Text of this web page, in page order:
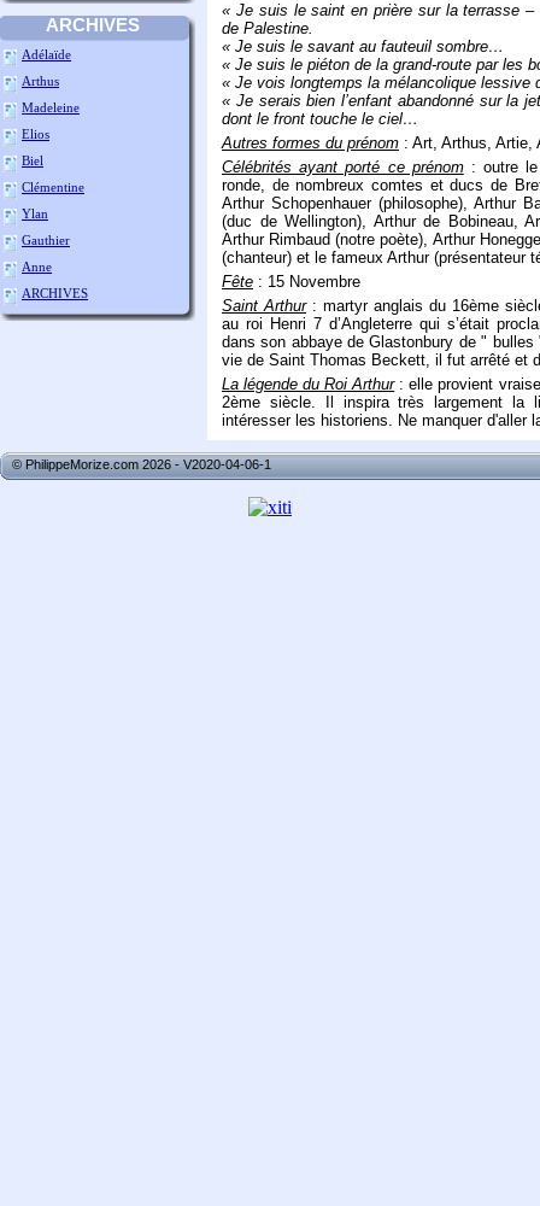
ARCHIVES
Adélaïde
Arthus
Madeleine
Elios
Biel
Clémentine
Ylan
Gauthier
Anne
ARCHIVES
« Je suis le saint en prière sur la terrasse
de Palestine.
« Je suis le savant au fauteuil sombre…
« Je suis le piéton de la grand-route par les
« Je vois longtemps la mélancolique lessive
« Je serais bien l’enfant abandonné sur la
dont le front touche le ciel…
Autres formes du prénom : Art, Arthus, Artie,
Célébrités ayant porté ce prénom: outre le
ronde, de nombreux comtes et ducs de
Arthur Schopenhauer (philosophe), Arthur
(duc de Wellington), Arthur de Bobineau,
Arthur Rimbaud (notre poète), Arthur
(chanteur) et le fameux Arthur (présentateur
Fête : 15 Novembre
Saint Arthur: martyr anglais du 16ème
au roi Henri 7 d’Angleterre qui s’était
dans son abbaye de Glastonbury de "
vie de Saint Thomas Beckett, il fut arrêté et
La légende du Roi Arthur: elle provient
2ème siècle. Il inspira très largement la
intéresser les historiens. Ne manquer d'aller
© PhilippeMorize.com 2026 - V2020-04-06-1